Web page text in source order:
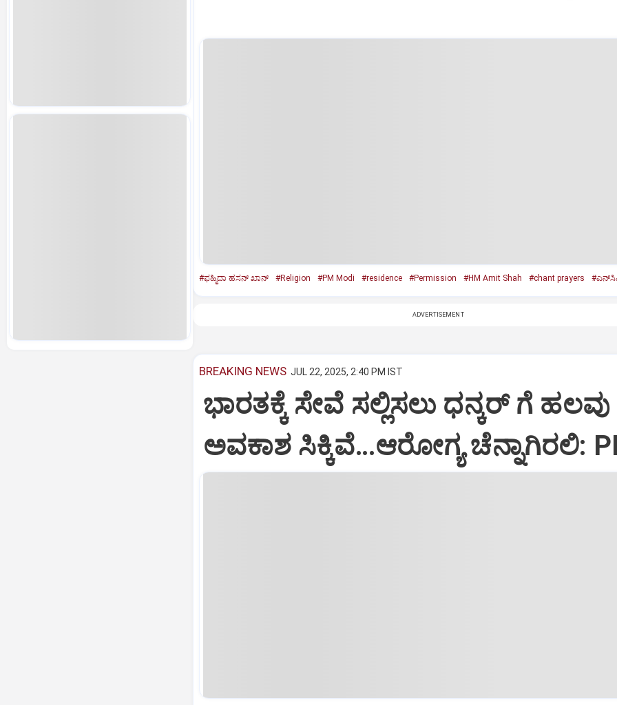
#ಫಹ್ಮಿದಾ ಹಸನ್ ಖಾನ್ #Religion #PM Modi #residence #Permission #HM Amit Shah #chant prayers
ADVERTISEMENT
BREAKING NEWS JUL 22, 2025, 2:40 PM IST
ಭಾರತಕ್ಕೆ ಸೇವೆ ಸಲ್ಲಿಸಲು ಧನ್ಕರ್‌ ಗೆ ಹಲವು
ಅವಕಾಶ ಸಿಕ್ಕಿವೆ…ಆರೋಗ್ಯ ಚೆನ್ನಾಗಿರಲಿ: